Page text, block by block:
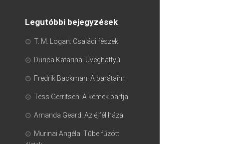
Legutóbbi bejegyzések
T. M. Logan: Családi fészek
Durica Katarina: Üveghattyú
Fredrik Backman: A barátaim
Tess Gerritsen: A kémek partja
Amanda Geard: Az éjfél háza
Murinai Angéla: Tűbe fűzött